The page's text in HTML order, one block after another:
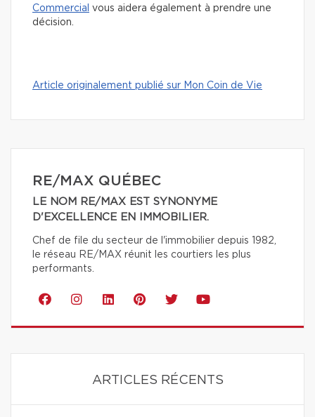
Commercial vous aidera également à prendre une
décision.
Article originalement publié sur Mon Coin de Vie
RE/MAX QUÉBEC
LE NOM RE/MAX EST SYNONYME
D'EXCELLENCE EN IMMOBILIER.
Chef de file du secteur de l'immobilier depuis 1982,
le réseau RE/MAX réunit les courtiers les plus
performants.
ARTICLES RÉCENTS